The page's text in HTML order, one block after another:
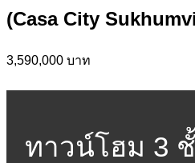
(Casa City
3,590,000 บาท
ทาวน์โฮม 3